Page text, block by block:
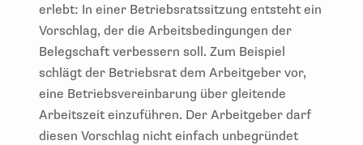
erlebt: In einer Betriebsratssitzung entsteht ein
Vorschlag, der die Arbeitsbedingungen der
Belegschaft verbessern soll. Zum Beispiel
schlägt der Betriebsrat dem Arbeitgeber vor,
eine Betriebsvereinbarung über gleitende
Arbeitszeit einzuführen. Der Arbeitgeber darf
diesen Vorschlag nicht einfach unbegründet